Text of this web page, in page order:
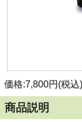
価格:7,800円(税込)
商品説明